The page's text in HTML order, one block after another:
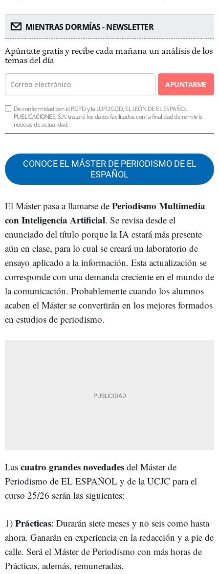
MIENTRAS DORMÍAS - NEWSLETTER
Apúntate gratis y recibe cada mañana un análisis de los
temas del día
APUNTARME
De conformidad con el RGPD y la LOPDGDD, EL LEÓN DE EL ESPAÑOL
PUBLICACIONES, S.A. tratará los datos facilitados con la finalidad de remitirle
noticias de actualidad.
CONOCE EL MÁSTER DE PERIODISMO DE EL
ESPAÑOL
El Máster pasa a llamarse de Periodismo Multimedia
con Inteligencia Artificial. Se revisa desde el
enunciado del título porque la IA estará más presente
aún en clase, para lo cual se creará un laboratorio de
ensayo aplicado a la información. Esta actualización se
corresponde con una demanda creciente en el mundo de
la comunicación. Probablemente cuando los alumnos
acaben el Máster se convertirán en los mejores formados
en estudios de periodismo.
Las cuatro grandes novedades del Máster de
Periodismo de EL ESPAÑOL y de la UCJC para el
curso 25/26 serán las siguientes:
1) Prácticas: Durarán siete meses y no seis como hasta
ahora. Ganarán en experiencia en la redacción y a pie de
calle. Será el Máster de Periodismo con más horas de
Prácticas, además, remuneradas.